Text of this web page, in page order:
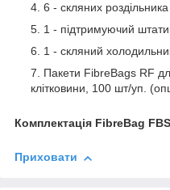
Комплектація FibreBag
6 - скляних роздільника
1 - підтримуючий
1 - скляний
Пакети FibreBags RF
клітковини, 100 шт/уп.
Приховати